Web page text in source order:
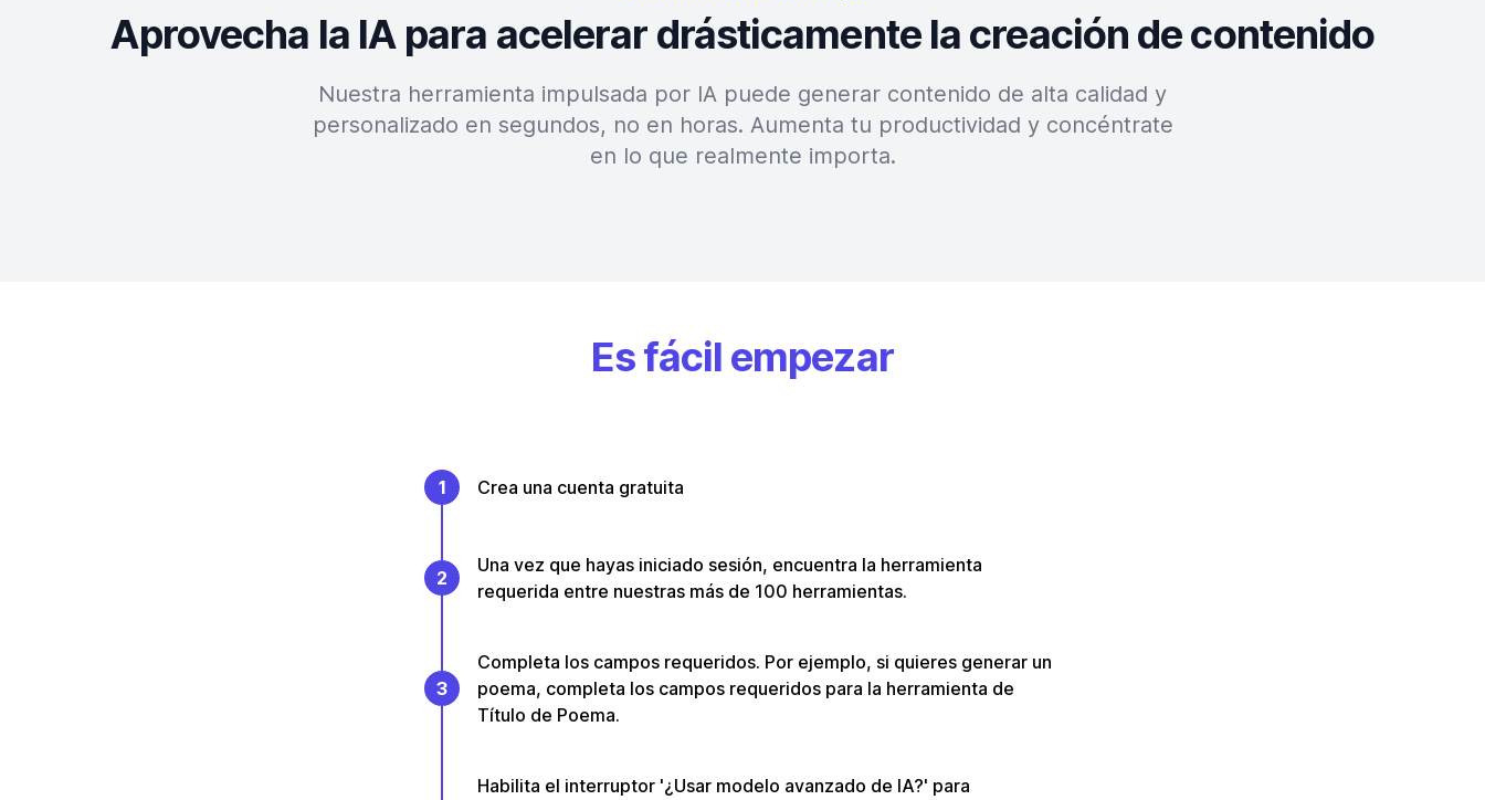
Aprovecha la IA para acelerar drásticamente la creación de contenido
Nuestra herramienta impulsada por IA puede generar contenido de alta calidad y
personalizado en segundos, no en horas. Aumenta tu productividad y concéntrate
en lo que realmente importa.
Es fácil empezar
1 Crea una cuenta gratuita
2
Una vez que hayas iniciado sesión, encuentra la herramienta
requerida entre nuestras más de 100 herramientas.
3
Completa los campos requeridos. Por ejemplo, si quieres generar un
poema, completa los campos requeridos para la herramienta de
Título de Poema.
Habilita el interruptor '¿Usar modelo avanzado de IA?' para